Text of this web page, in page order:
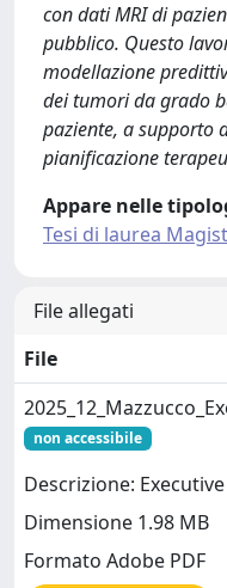
con dati MRI di
pubblico. Questo
modellazione
dei tumori da grado
paziente, a supporto
pianificazione
Appare nelle
Tesi di laurea
File allegati
File
non accessibile
Descrizione:
Dimensione 1.98 MB
Formato Adobe PDF